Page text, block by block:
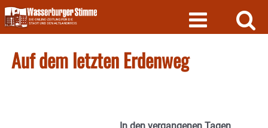
Skip
to
content
Auf dem letzten Erdenweg